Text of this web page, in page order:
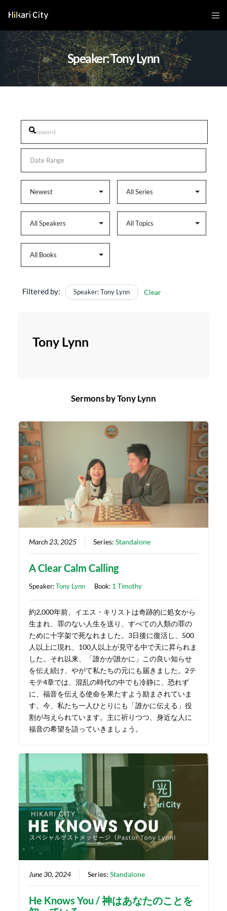
Speaker: Tony Lynn
Filtered by: Speaker: Tony Lynn Clear
Tony Lynn
Sermons by Tony Lynn
March 23, 2025 Series:Standalone
A Clear Calm Calling
Speaker:Tony Lynn Book: 1 Timothy
約2,000年前、イエス・キリストは奇跡的に処女から
生まれ、罪のない人生を送り、すべての人類の罪の
ために十字架で死なれました。3日後に復活し、500
人以上に現れ、100人以上が見守る中で天に昇られま
した。それ以来、「誰かが誰かに」この良い知らせ
を伝え続け、やがて私たちの元にも届きました。2テ
モテ4章では、混乱の時代の中でも冷静に、恐れず
に、福音を伝える使命を果たすよう励まされていま
す。今、私たち一人ひとりにも「誰かに伝える」役
割が与えられています。主に祈りつつ、身近な人に
福音の希望を語っていきましょう。
June 30, 2024 Series:Standalone
He Knows You / 神はあなたのことを